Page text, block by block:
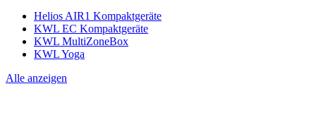
Helios AIR1 Kompaktgeräte
KWL EC Kompaktgeräte
KWL MultiZoneBox
KWL Yoga
Alle anzeigen